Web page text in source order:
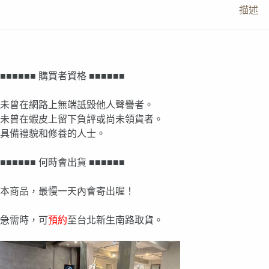
描述
■■■■■■ 購買者資格 ■■■■■■
未曾在網路上無端詆毀他人聲譽者。
未曾在蝦皮上留下負評或尚未領貨者。
具備禮貌和修養的人士。
■■■■■■ 何時會出貨 ■■■■■■
本商品，最慢一天內會寄出喔！
急需時，可預約至台北新生南路取貨。